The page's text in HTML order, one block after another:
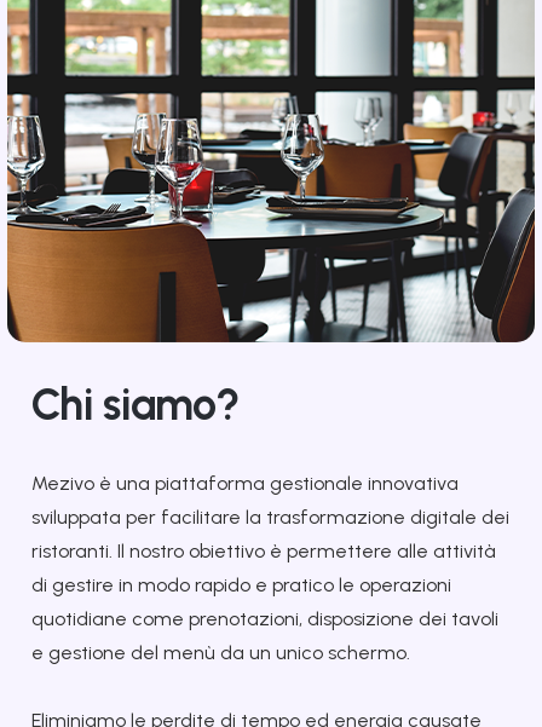
Chi siamo?
Mezivo è una piattaforma gestionale innovativa
sviluppata per facilitare la trasformazione digitale dei
ristoranti. Il nostro obiettivo è permettere alle attività
di gestire in modo rapido e pratico le operazioni
quotidiane come prenotazioni, disposizione dei tavoli
e gestione del menù da un unico schermo.
Eliminiamo le perdite di tempo ed energia causate